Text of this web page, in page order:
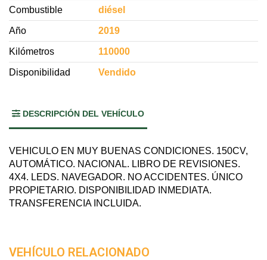
Combustible diésel
Año 2019
Kilómetros 110000
Disponibilidad Vendido
DESCRIPCIÓN DEL VEHÍCULO
VEHICULO EN MUY BUENAS CONDICIONES. 150CV,
AUTOMÁTICO. NACIONAL. LIBRO DE REVISIONES.
4X4. LEDS. NAVEGADOR. NO ACCIDENTES. ÚNICO
PROPIETARIO. DISPONIBILIDAD INMEDIATA.
TRANSFERENCIA INCLUIDA.
VEHÍCULO RELACIONADO